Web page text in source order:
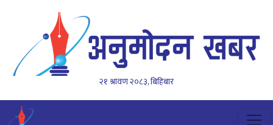
२१ श्रावण २०८३, बिहिबार